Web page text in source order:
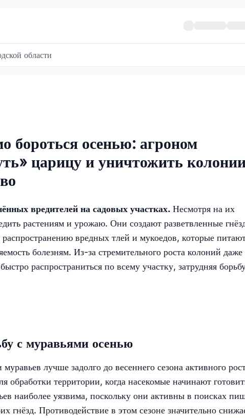
области
бороться осенью: агроном
царицу и уничтожить
вредителей на садовых участках. Несмотря на их
растениям и урожаю. Они создают разветвленные
вредных тлей и мукоедов, которые
болезням. Из-за стремительного роста колоний даже
распространиться по всему участку, затрудняя
с муравьями осенью
лучше задолго до весеннего сезона активного
территории, когда насекомые начинают
наиболее уязвима, поскольку они активны в поисках
гнёзд. Противодействие в этом сезоне значительно